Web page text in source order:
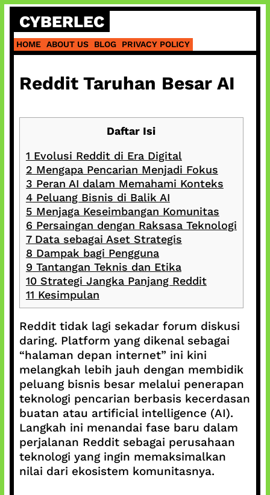
Skip
content
CYBERLEC
HOME ABOUT US BLOG PRIVACY POLICY
Reddit Taruhan Besar AI
Daftar Isi
1 Evolusi Reddit di Era Digital
2 Mengapa Pencarian Menjadi Fokus
3 Peran AI dalam Memahami Konteks
4Peluang Bisnis di Balik AI
5 Menjaga Keseimbangan Komunitas
6 Persaingan dengan Raksasa Teknologi
7Data sebagai Aset Strategis
8 Dampak bagi Pengguna
9 Tantangan Teknis dan Etika
10Strategi Jangka Panjang Reddit
11 Kesimpulan
Reddit tidak lagi sekadar forum diskusi
daring. Platform yang dikenal sebagai
“halaman depan internet” ini kini
melangkah lebih jauh dengan membidik
peluang bisnis besar melalui penerapan
teknologi pencarian berbasis kecerdasan
buatan atau artificial intelligence (AI).
Langkah ini menandai fase baru dalam
perjalanan Reddit sebagai perusahaan
teknologi yang ingin memaksimalkan
nilai dari ekosistem komunitasnya.